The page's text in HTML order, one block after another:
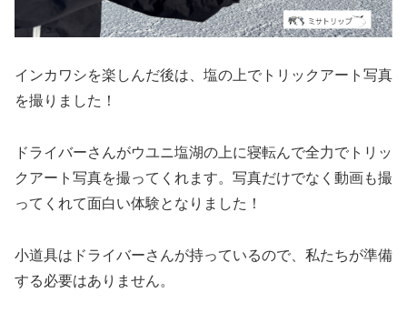
インカワシを楽しんだ後は、塩の上でトリックアート写真
を撮りました！
ドライバーさんがウユニ塩湖の上に寝転んで全力でトリッ
クアート写真を撮ってくれます。写真だけでなく動画も撮
ってくれて面白い体験となりました！
小道具はドライバーさんが持っているので、私たちが準備
する必要はありません。